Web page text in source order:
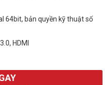
64bit, bản quyền kỹ thuật số
HDMI